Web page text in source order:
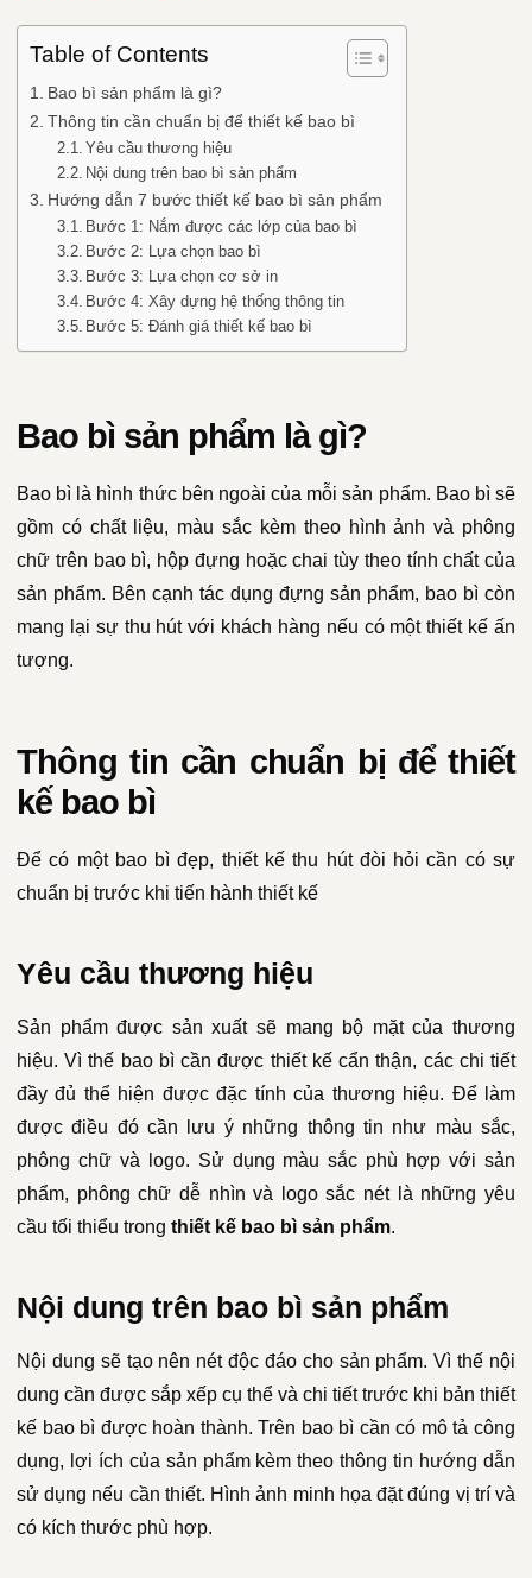
Table of Contents
Bao bì sản phẩm là gì?
Thông tin cần chuẩn bị để thiết kế bao bì
Yêu cầu thương hiệu
Nội dung trên bao bì sản phẩm
Hướng dẫn 7 bước thiết kế bao bì sản phẩm
Bước 1: Nắm được các lớp của bao bì
Bước 2: Lựa chọn bao bì
Bước 3: Lựa chọn cơ sở in
Bước 4: Xây dựng hệ thống thông tin
Bước 5: Đánh giá thiết kế bao bì
Bao bì sản phẩm là gì?
Bao bì là hình thức bên ngoài của mỗi sản phẩm. Bao bì sẽ
gồm có chất liệu, màu sắc kèm theo hình ảnh và phông
chữ trên bao bì, hộp đựng hoặc chai tùy theo tính chất của
sản phẩm. Bên cạnh tác dụng đựng sản phẩm, bao bì còn
mang lại sự thu hút với khách hàng nếu có một thiết kế ấn
tượng.
Thông tin cần chuẩn bị để thiết
kế bao bì
Để có một bao bì đẹp, thiết kế thu hút đòi hỏi cần có sự
chuẩn bị trước khi tiến hành thiết kế
Yêu cầu thương hiệu
Sản phẩm được sản xuất sẽ mang bộ mặt của thương
hiệu. Vì thế bao bì cần được thiết kế cẩn thận, các chi tiết
đầy đủ thể hiện được đặc tính của thương hiệu. Để làm
được điều đó cần lưu ý những thông tin như màu sắc,
phông chữ và logo. Sử dụng màu sắc phù hợp với sản
phẩm, phông chữ dễ nhìn và logo sắc nét là những yêu
cầu tối thiểu trong thiết kế bao bì sản phẩm.
Nội dung trên bao bì sản phẩm
Nội dung sẽ tạo nên nét độc đáo cho sản phẩm. Vì thế nội
dung cần được sắp xếp cụ thể và chi tiết trước khi bản thiết
kế bao bì được hoàn thành. Trên bao bì cần có mô tả công
dụng, lợi ích của sản phẩm kèm theo thông tin hướng dẫn
sử dụng nếu cần thiết. Hình ảnh minh họa đặt đúng vị trí và
có kích thước phù hợp.